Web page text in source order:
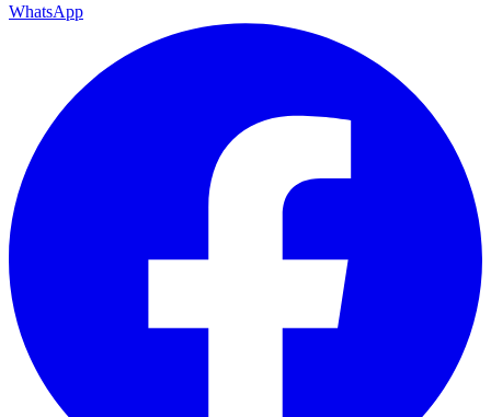
WhatsApp